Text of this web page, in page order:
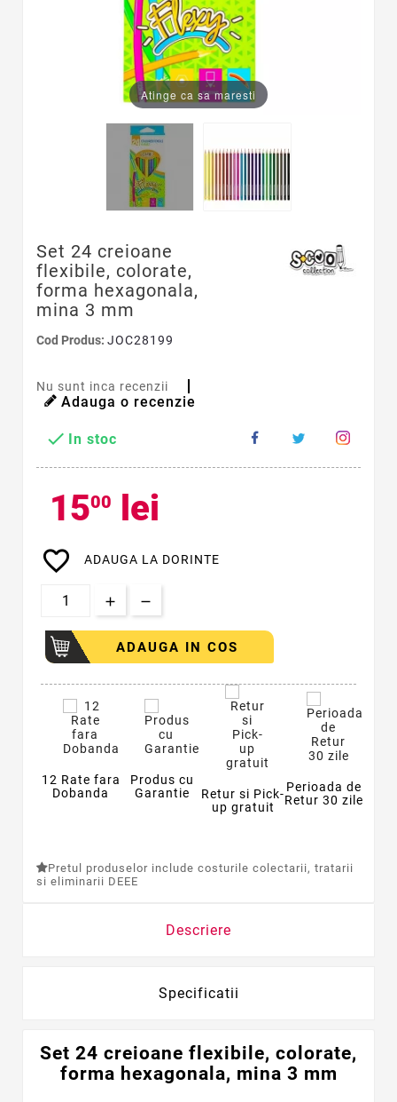
Atinge ca sa maresti
Set 24 creioane
flexibile, colorate,
forma hexagonala,
mina 3 mm
Cod Produs: JOC28199
Nu sunt inca recenzii
Adauga o recenzie
 In stoc
1500 lei
favorite_border ADAUGA LA DORINTE
ADAUGA IN COS
12 Rate fara
Dobanda
Produs cu
Garantie
Retur si Pick-
up gratuit
Perioada de
Retur 30 zile
Pretul produselor include costurile colectarii, tratarii
si eliminarii DEEE
Descriere
Specificatii
Set 24 creioane flexibile, colorate,
forma hexagonala, mina 3 mm